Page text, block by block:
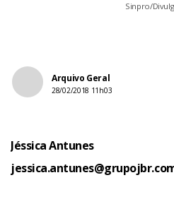
Sinpro/
Arquivo Geral
28/02/2018 11h03
Jéssica Antunes